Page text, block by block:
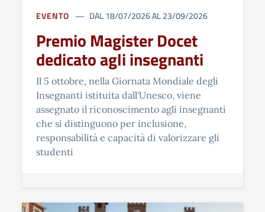
EVENTO DAL 18/07/2026 AL 23/09/2026
Premio Magister Docet
dedicato agli insegnanti
Il 5 ottobre, nella Giornata Mondiale degli
Insegnanti istituita dall'Unesco, viene
assegnato il riconoscimento agli insegnanti
che si distinguono per inclusione,
responsabilità e capacità di valorizzare gli
studenti